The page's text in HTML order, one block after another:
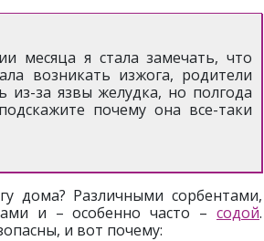
месяца я стала замечать, что
возникать изжога, родители
из-за язвы желудка, но полгода
почему она все-таки
дома? Различными сорбентами,
и – особенно часто – содой.
и вот почему: